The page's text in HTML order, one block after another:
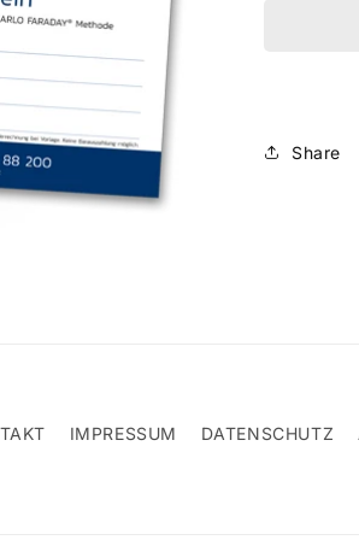
Share
IMPRESSUM DATENSCHUTZ